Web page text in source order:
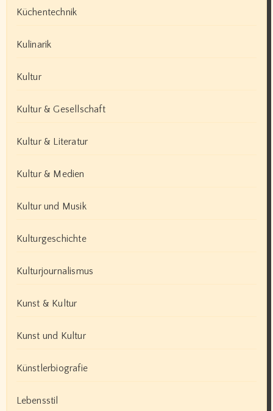
Küchentechnik
Kulinarik
Kultur
Kultur & Gesellschaft
Kultur & Literatur
Kultur & Medien
Kultur und Musik
Kulturgeschichte
Kulturjournalismus
Kunst & Kultur
Kunst und Kultur
Künstlerbiografie
Lebensstil